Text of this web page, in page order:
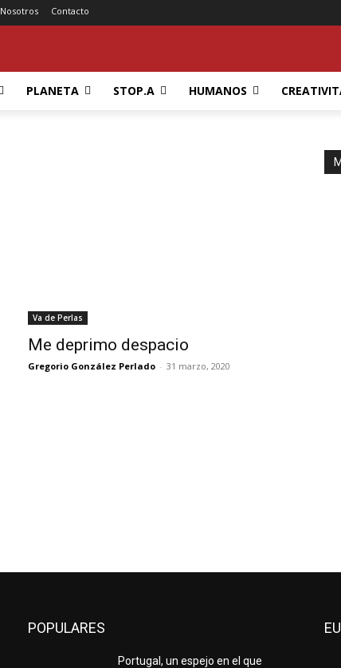
Nosotros Contacto
PLANETA STOP.A HUMANOS
Va de Perlas
Me deprimo despacio
Gregorio González Perlado - 31 marzo, 2020
POPULARES
Portugal, un espejo en el que